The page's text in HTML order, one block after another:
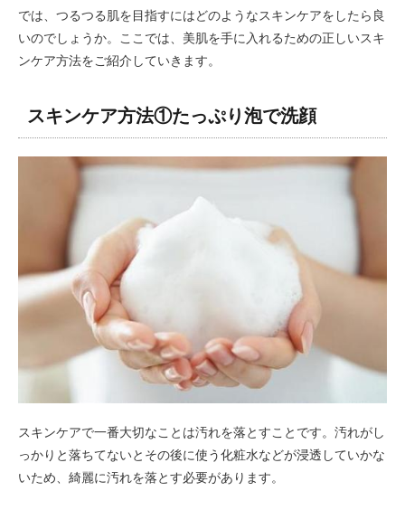
では、つるつる肌を目指すにはどのようなスキンケアをしたら良
いのでしょうか。ここでは、美肌を手に入れるための正しいスキ
ンケア方法をご紹介していきます。
スキンケア方法①たっぷり泡で洗顔
スキンケアで一番大切なことは汚れを落とすことです。汚れがし
っかりと落ちてないとその後に使う化粧水などが浸透していかな
いため、綺麗に汚れを落とす必要があります。